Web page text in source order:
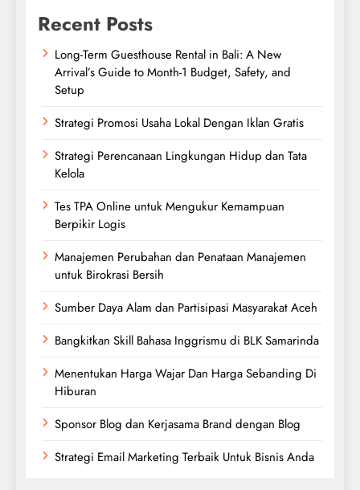
Recent Posts
Long-Term Guesthouse Rental in Bali: A New
Arrival’s Guide to Month-1 Budget, Safety, and
Setup
Strategi Promosi Usaha Lokal Dengan Iklan Gratis
Strategi Perencanaan Lingkungan Hidup dan Tata
Kelola
Tes TPA Online untuk Mengukur Kemampuan
Berpikir Logis
Manajemen Perubahan dan Penataan Manajemen
untuk Birokrasi Bersih
Sumber Daya Alam dan Partisipasi Masyarakat Aceh
Bangkitkan Skill Bahasa Inggrismu di BLK Samarinda
Menentukan Harga Wajar Dan Harga Sebanding Di
Hiburan
Sponsor Blog dan Kerjasama Brand dengan Blog
Strategi Email Marketing Terbaik Untuk Bisnis Anda